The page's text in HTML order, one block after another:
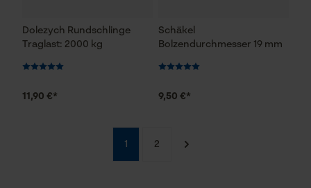
Dolezych Rundschlinge
Traglast: 2000 kg
11,90 €*
Schäkel
Bolzendurchmesser 19 mm
9,50 €*
1 2
Google Global Site Tag
Microsoft Advertising Universal
Event Tracking
Facebook Pixel
Survicate